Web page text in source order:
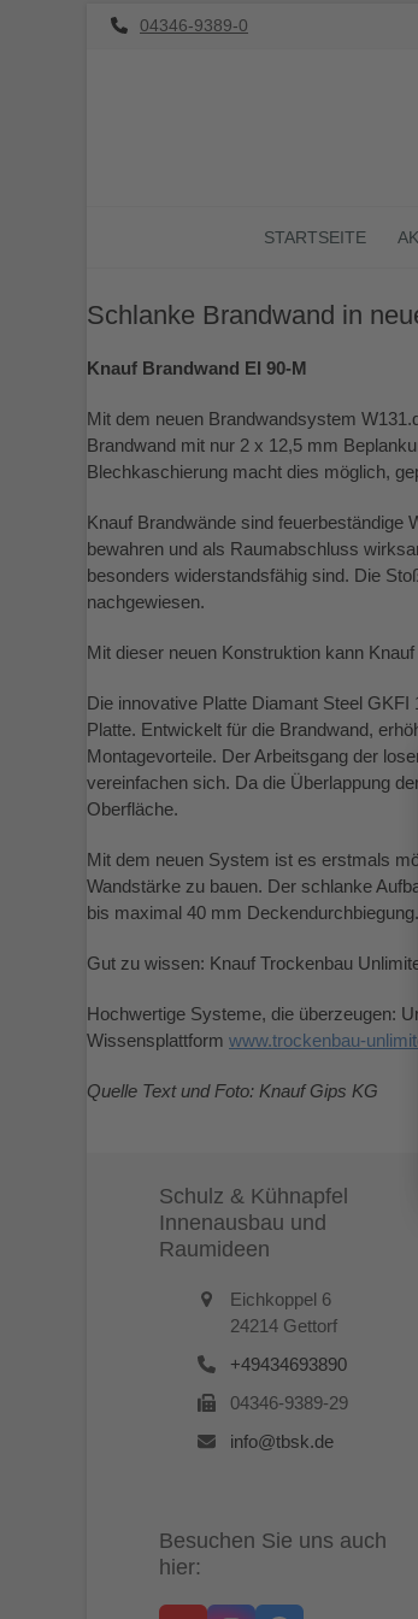
04346-9389-0
STARTSEITE
Schlanke Brandwand in
Knauf Brandwand EI 90-M
Mit dem neuen Brandwandsystem
Brandwand mit nur 2 x 12,5 mm
Blechkaschierung macht dies möglich,
Knauf Brandwände sind feuerbeständige
bewahren und als Raumabschluss
besonders widerstandsfähig sind. Die
nachgewiesen.
Mit dieser neuen Konstruktion kann
Die innovative Platte Diamant Steel
Platte. Entwickelt für die Brandwand,
Montagevorteile. Der Arbeitsgang der
vereinfachen sich. Da die Überlappung
Oberfläche.
Mit dem neuen System ist es erstmals
Wandstärke zu bauen. Der schlanke
bis maximal 40 mm Deckendurchbiegung.
Gut zu wissen: Knauf Trockenbau
Hochwertige Systeme, die überzeugen:
Wissensplattform www.trockenbau-
Quelle Text und Foto: Knauf Gips KG
Schulz & Kühnapfel
Innenausbau und
Raumideen
Eichkoppel 6
24214 Gettorf
+49434693890
04346-9389-29
info@tbsk.de
Besuchen Sie uns auch
hier: